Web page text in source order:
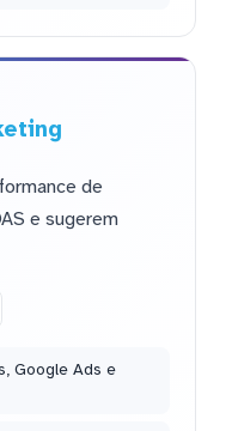
de
e sugerem
Google Ads e